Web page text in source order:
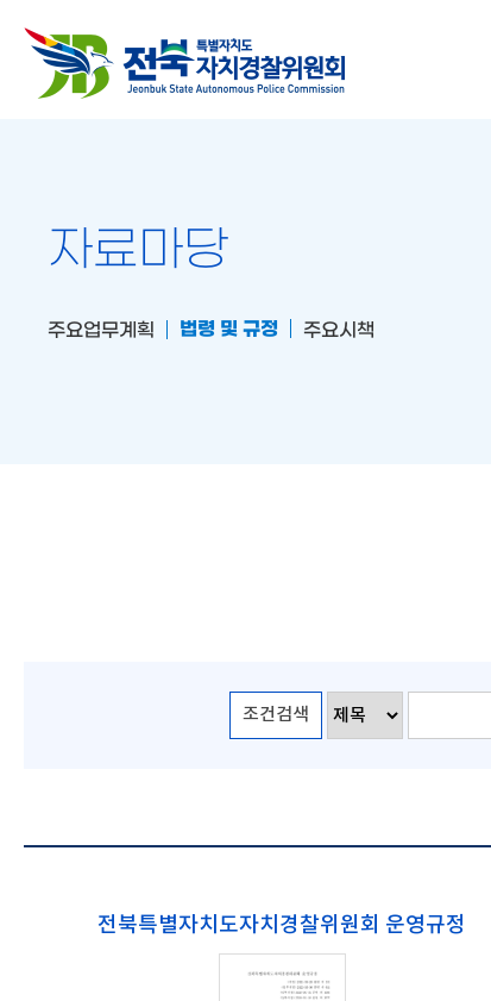
자료마당
주요업무계획 법령 및 규정 주요시책
조건검색
전북특별자치도자치경찰위원회 운영규정